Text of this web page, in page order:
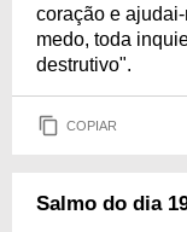
coração e
medo, toda
destrutivo".
COPIAR
Salmo do dia